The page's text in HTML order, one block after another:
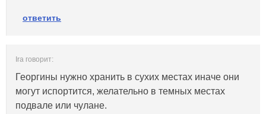
ответить
Ira говорит:
Георгины нужно хранить в сухих местах иначе они
могут испортится, желательно в темных местах
подвале или чулане.